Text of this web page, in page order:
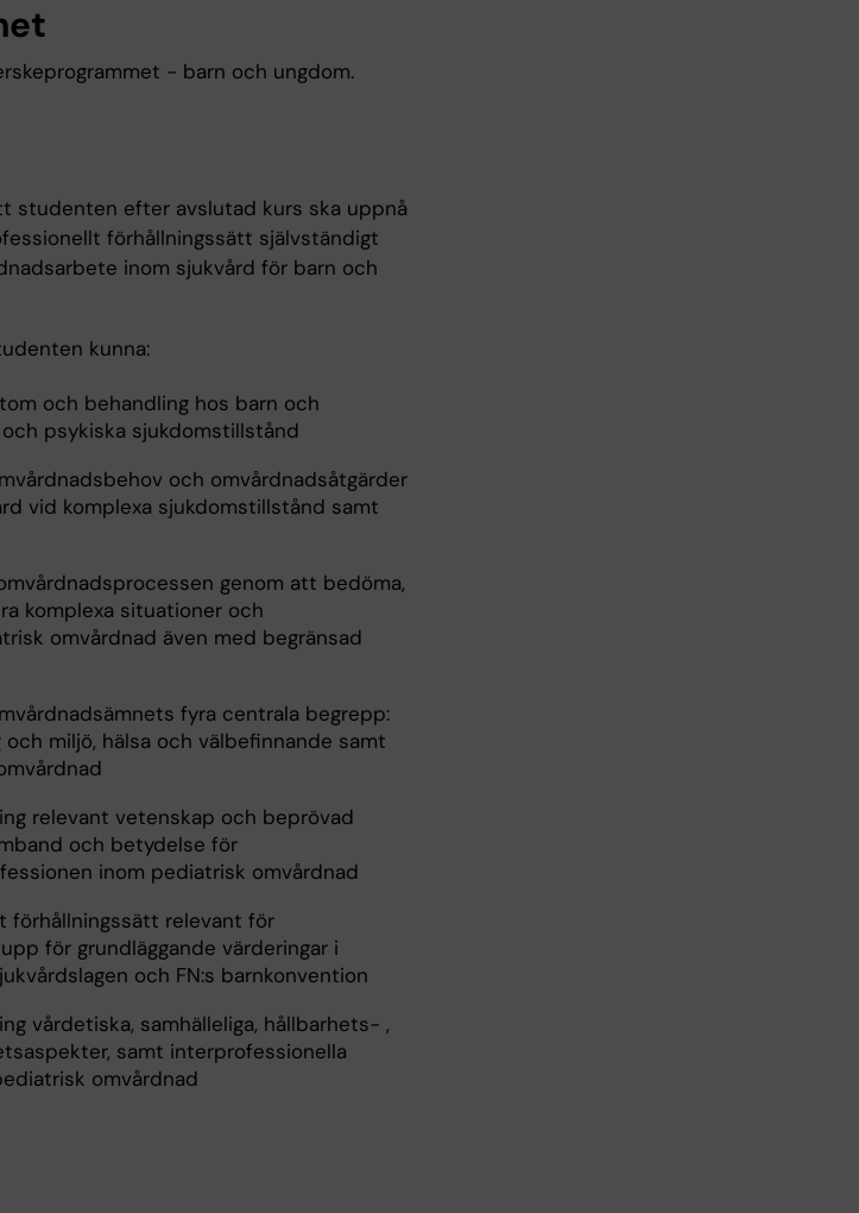
- barn och ungdom.
studenten efter avslutad kurs ska uppnå
förhållningssätt självständigt
inom sjukvård för barn och
kunna:
och behandling hos barn och
psykiska sjukdomstillstånd
och omvårdnadsåtgärder
vid komplexa sjukdomstillstånd samt
genom att bedöma,
komplexa situationer och
omvårdnad även med begränsad
fyra centrala begrepp:
och miljö, hälsa och välbefinnande samt
relevant vetenskap och beprövad
och betydelse för
inom pediatrisk omvårdnad
förhållningssätt relevant för
för grundläggande värderingar i
och FN:s barnkonvention
vårdetiska, samhälleliga, hållbarhets- ,
samt interprofessionella
omvårdnad